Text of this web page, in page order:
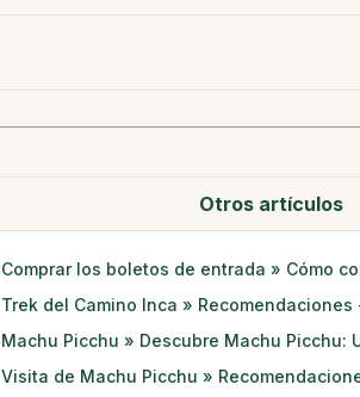
Otros artículos
Comprar los boletos de entrada » Cómo
Trek del Camino Inca »
Machu Picchu » Descubre Machu Picchu:
Visita de Machu Picchu »